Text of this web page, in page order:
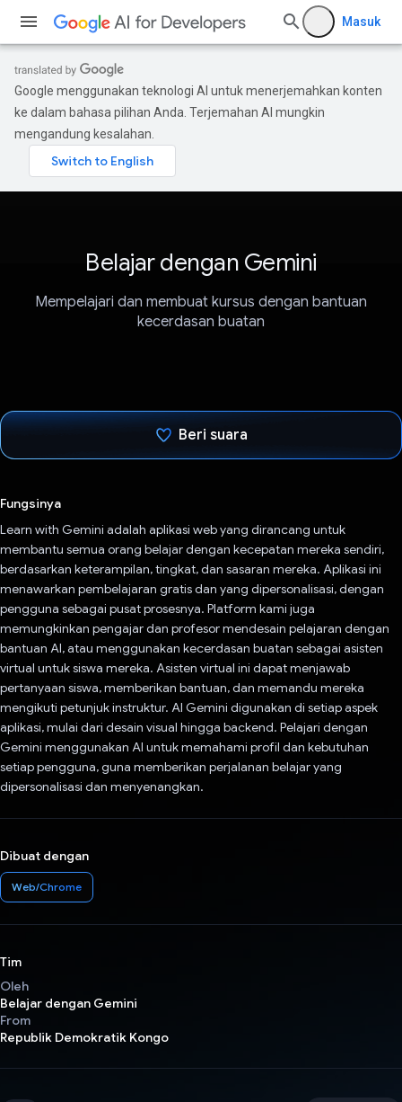
Masuk
Google menggunakan teknologi AI untuk menerjemahkan konten
ke dalam bahasa pilihan Anda. Terjemahan AI mungkin
mengandung kesalahan.
Belajar dengan Gemini
Mempelajari dan membuat kursus dengan bantuan
kecerdasan buatan
Beri suara
Fungsinya
Learn with Gemini adalah aplikasi web yang dirancang untuk
membantu semua orang belajar dengan kecepatan mereka sendiri,
berdasarkan keterampilan, tingkat, dan sasaran mereka. Aplikasi ini
menawarkan pembelajaran gratis dan yang dipersonalisasi, dengan
pengguna sebagai pusat prosesnya. Platform kami juga
memungkinkan pengajar dan profesor mendesain pelajaran dengan
bantuan AI, atau menggunakan kecerdasan buatan sebagai asisten
virtual untuk siswa mereka. Asisten virtual ini dapat menjawab
pertanyaan siswa, memberikan bantuan, dan memandu mereka
mengikuti petunjuk instruktur. AI Gemini digunakan di setiap aspek
aplikasi, mulai dari desain visual hingga backend. Pelajari dengan
Gemini menggunakan AI untuk memahami profil dan kebutuhan
setiap pengguna, guna memberikan perjalanan belajar yang
dipersonalisasi dan menyenangkan.
Dibuat dengan
Web/Chrome
Tim
Oleh
Belajar dengan Gemini
From
Republik Demokratik Kongo